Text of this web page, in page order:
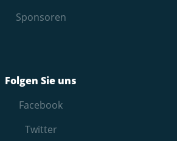
Sponsoren
Folgen Sie uns
Facebook
Twitter